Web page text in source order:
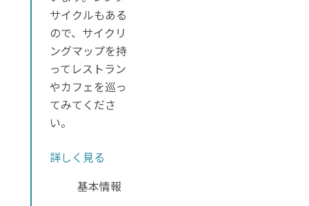
サイクルもある
ので、サイクリ
ングマップを持
ってレストラン
やカフェを巡っ
てみてくださ
い。
詳しく見る
基本情報